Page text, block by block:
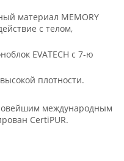
материал MEMORY
с телом,
EVATECH c 7-ю
плотности.
международным
CertiPUR.